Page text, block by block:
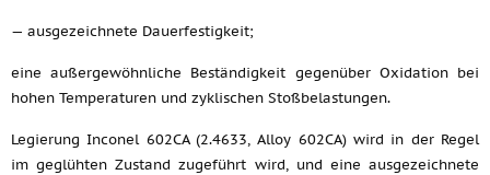
— ausgezeichnete Dauerfestigkeit;
eine außergewöhnliche Beständigkeit gegenüber Oxidation bei
hohen Temperaturen und zyklischen Stoßbelastungen.
Legierung Inconel 602CA (2.4633, Alloy 602CA) wird in der Regel
im geglühten Zustand zugeführt wird, und eine ausgezeichnete